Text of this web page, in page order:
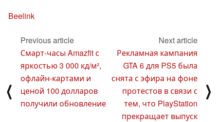
Beelink
⟨
Previous article
Смарт-часы Amazfit с
яркостью 3 000 кд/м²,
офлайн-картами и
ценой 100 долларов
получили обновление
Next article
Рекламная кампания
GTA 6 для PS5 была
снята с эфира на фоне
протестов в связи с
тем, что PlayStation
прекращает выпуск
⟩